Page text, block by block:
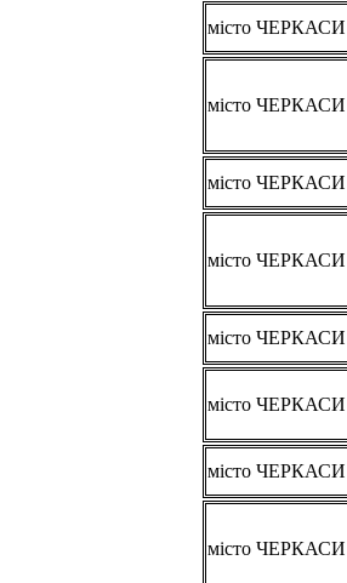
місто ЧЕРКАСИ
місто ЧЕРКАСИ
місто ЧЕРКАСИ
місто ЧЕРКАСИ
місто ЧЕРКАСИ
місто ЧЕРКАСИ
місто ЧЕРКАСИ
місто ЧЕРКАСИ